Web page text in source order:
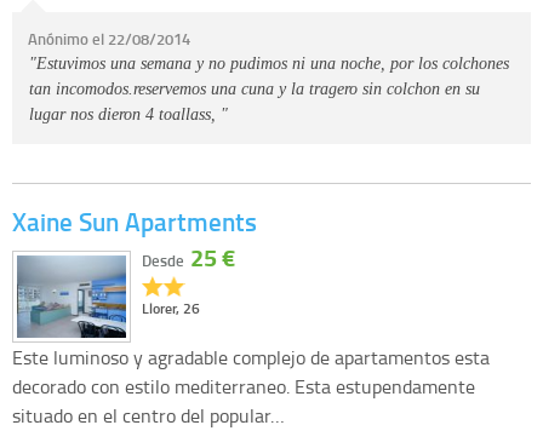
Anónimo el 22/08/2014
"Estuvimos una semana y no pudimos ni una noche, por los colchones
tan incomodos.reservemos una cuna y la tragero sin colchon en su
lugar nos dieron 4 toallass, "
Xaine Sun Apartments
Llorer, 26
Desde 25 €
Este luminoso y agradable complejo de apartamentos esta
decorado con estilo mediterraneo. Esta estupendamente
situado en el centro del popular…